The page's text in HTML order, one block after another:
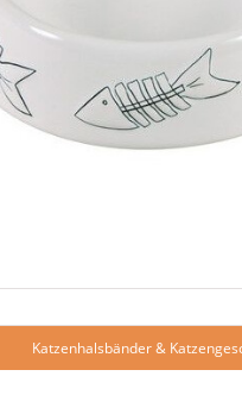
Katzenhalsbänder &